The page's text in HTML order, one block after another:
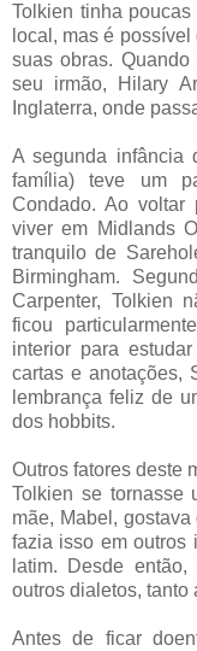
Tolkien tinha
local, mas é
suas obras.
seu irmão, Hilary
Inglaterra, onde
A segunda infância
família) teve um
Condado. Ao voltar
viver em Midlands
tranquilo de
Birmingham.
Carpenter, Tolkien
ficou
interior para
cartas e anotações,
lembrança feliz de
dos hobbits.
Outros fatores deste
Tolkien se tornasse
mãe, Mabel,
fazia isso em outros
latim. Desde
outros dialetos, tanto
Antes de ficar